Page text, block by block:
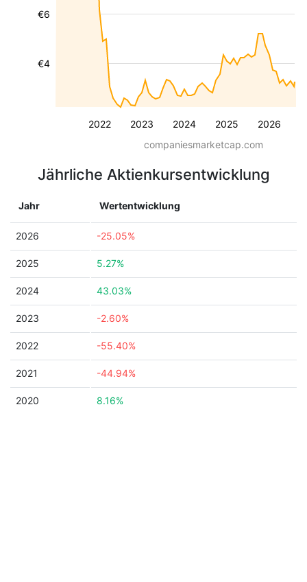
2022 2023 2024 2025 2026
€4
€6
companiesmarketcap.com
Jährliche Aktienkursentwicklung
Jahr Wertentwicklung
2026 -25.05%
2025 5.27%
2024 43.03%
2023 -2.60%
2022 -55.40%
2021 -44.94%
2020 8.16%